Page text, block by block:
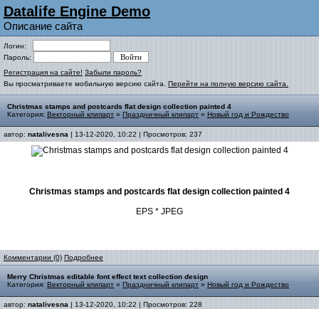
Datalife Engine Demo
Описание сайта
Логин:
Пароль:
Регистрация на сайте! Забыли пароль?
Вы просматриваете мобильную версию сайта. Перейти на полную версию сайта.
Christmas stamps and postcards flat design collection painted 4
Категория: Векторный клипарт » Праздничный клипарт » Новый год и Рождество
автор: natalivesna | 13-12-2020, 10:22 | Просмотров: 237
Christmas stamps and postcards flat design collection painted 4
EPS * JPEG
Комментарии (0) Подробнее
Merry Christmas editable font effect text collection design
Категория: Векторный клипарт » Праздничный клипарт » Новый год и Рождество
автор: natalivesna | 13-12-2020, 10:22 | Просмотров: 228